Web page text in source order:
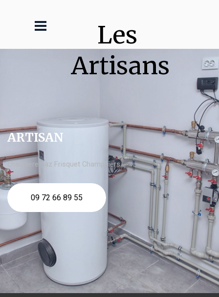
Les
Artisans
ARTISAN
chaudière gaz Frisquet Champniers
09 72 66 89 55